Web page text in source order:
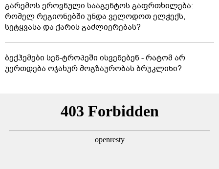
გარემოს ეროვნული სააგენტოს გაფრთხილება:
რომელ რეგიონებში უნდა ველოდოთ ელჭექს,
სეტყვასა და ქარის გაძლიერებას?
ბექჰემები სენ-ტროპეში ისვენებენ - რატომ არ
უერთდება ოჯახურ მოგზაურობას ბრუკლინი?